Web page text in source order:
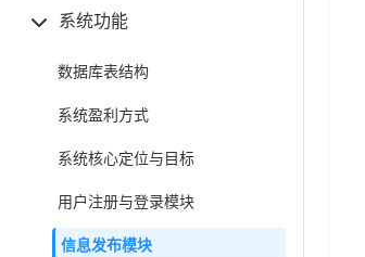
系统功能
数据库表结构
系统盈利方式
系统核心定位与目标
用户注册与登录模块
信息发布模块